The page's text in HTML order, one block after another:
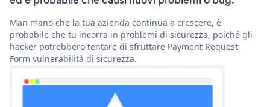
Man mano che la tua azienda continua a crescere, è
probabile che tu incorra in problemi di sicurezza, poiché gli
hacker potrebbero tentare di sfruttare Payment Request
Form vulnerabilità di sicurezza.